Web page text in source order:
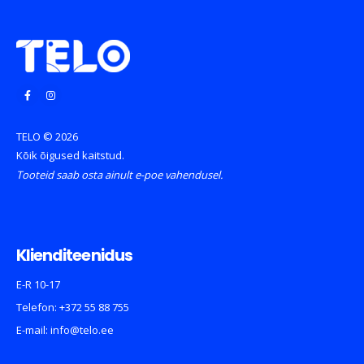
TELO © 2026
Kõik õigused kaitstud.
Tooteid saab osta ainult e-poe vahendusel.
Klienditeenidus
E-R 10-17
Telefon: +372 55 88 755
E-mail: info@telo.ee